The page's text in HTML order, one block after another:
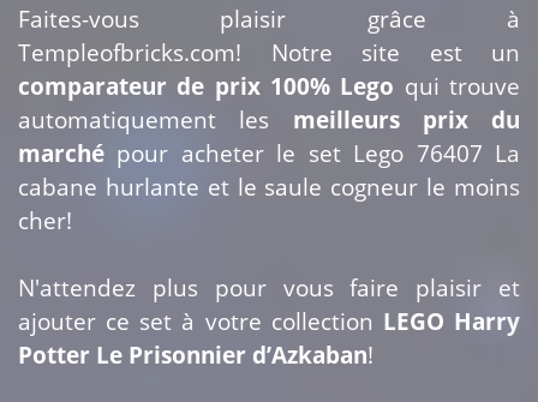
Faites-vous plaisir grâce à
Templeofbricks.com! Notre site est un
comparateur de prix 100% Lego qui trouve
automatiquement les meilleurs prix du
marché pour acheter le set Lego 76407 La
cabane hurlante et le saule cogneur le moins
cher!
N'attendez plus pour vous faire plaisir et
ajouter ce set à votre collection LEGO Harry
Potter Le Prisonnier d’Azkaban!